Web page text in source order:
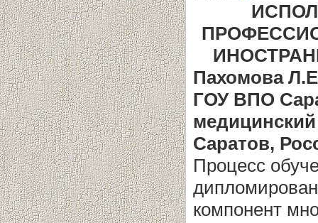
Пахомова
ГОУ ВПО
Саратов,
Процесс
компонент